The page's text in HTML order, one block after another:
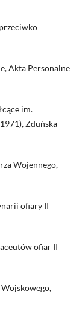
Akta Personalne
im.
Zduńska
Wojennego,
ofiary II
ofiar II